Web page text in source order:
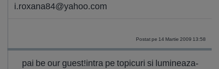
i.roxana84@yahoo.com
Postat pe 14 Martie 2009 13:58
pai be our guest!intra pe topicuri si lumineaza-